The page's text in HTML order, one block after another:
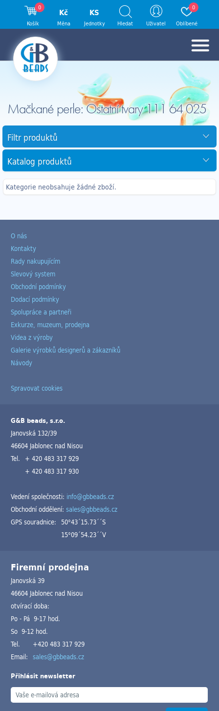
Mačkané perle: Ostatní tvary 111 64 025
Filtr produktů
Katalog produktů
Kategorie neobsahuje žádné zboží.
0
Košík
Kč
Měna
KS
Jednotky Hledat Uživatel
0
Oblíbené
O nás
Kontakty
Rady nakupujícím
Slevový system
Obchodní podmínky
Dodací podmínky
Spolupráce a partneři
Exkurze, muzeum, prodejna
Videa z výroby
Galerie výrobků designerů a zákazníků
Návody
Spravovat cookies
G&B beads, s.r.o.
Janovská 132/39
46604 Jablonec nad Nisou
Tel. + 420 483 317 929
+ 420 483 317 930
Vedení společnosti: info@gbbeads.cz
Obchodní oddělení:sales@gbbeads.cz
GPS souradnice: 50°43´15.73´´S
15°09´54.23´´V
Firemní prodejna
Janovská 39
46604 Jablonec nad Nisou
otvírací doba:
Po - Pá 9-17 hod.
So 9-12 hod.
Tel.
+420 483 317 929
Email: sales@gbbeads.cz
Přihlásit newsletter